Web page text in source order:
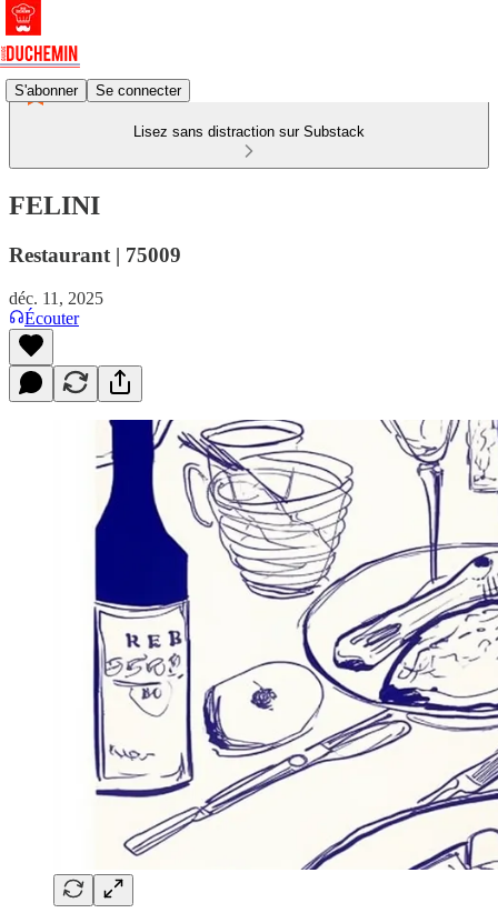
S'abonner Se connecter
Lisez sans distraction sur Substack
FELINI
Restaurant | 75009
déc. 11, 2025
Écouter